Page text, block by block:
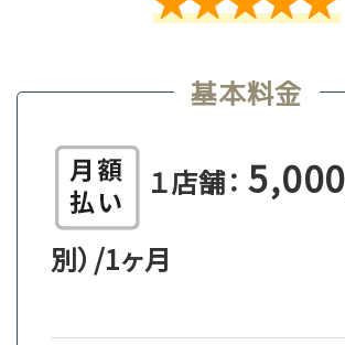
基本料金
１店舗：
別）/1ヶ月